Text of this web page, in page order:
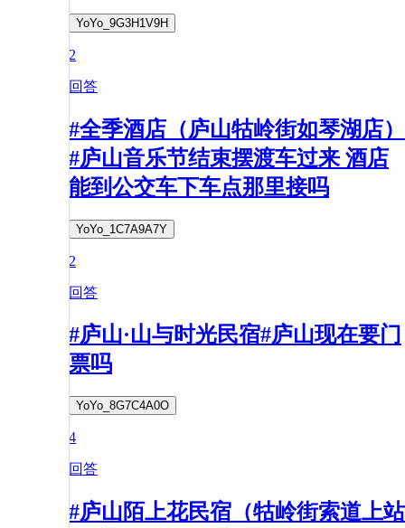
YoYo_9G3H1V9H
2
回答
#全季酒店（庐山牯岭街如琴湖店）
#庐山音乐节结束摆渡车过来 酒店
能到公交车下车点那里接吗
YoYo_1C7A9A7Y
2
回答
#庐山·山与时光民宿#庐山现在要门
票吗
YoYo_8G7C4A0O
4
回答
#庐山陌上花民宿（牯岭街索道上站